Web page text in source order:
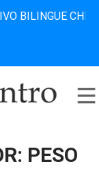
DAL 2006
PESO